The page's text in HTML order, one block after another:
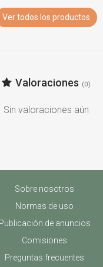
Ver todos los productos
Valoraciones (0)
Sin valoraciones aún
Sobre nosotros
Normas de uso
Publicación de anuncios
Comisiones
Preguntas frecuentes